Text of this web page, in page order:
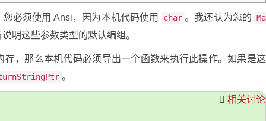
必须使用 Ansi，因为本机代码使用 char 。我还认为您的 Ma
明这些参数类型的默认编组。
，那么本机代码必须导出一个函数来执行此操作。如果是这
。
相关讨论